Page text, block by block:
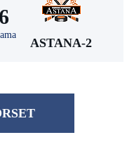
6
ASTANA-2